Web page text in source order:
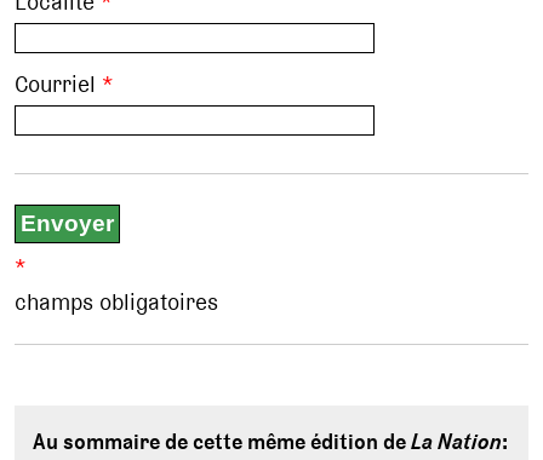
Courriel *
*
champs obligatoires
Au sommaire de cette même édition deLa Nation: